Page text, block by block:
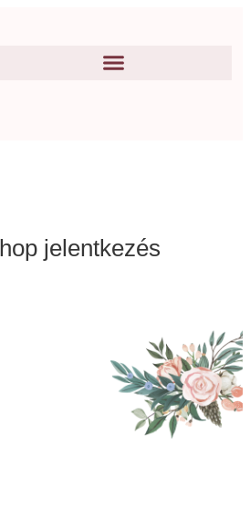
jelentkezés